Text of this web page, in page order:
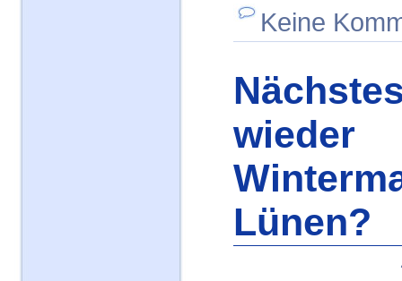
Keine
wieder
Lünen?